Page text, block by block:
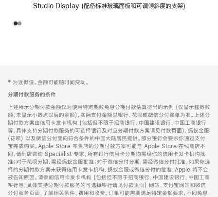
Studio Display (配备标准玻璃面板和可调倾斜度的支架)
页
页
脚
注
‡ 为近似值。金额可能随时间变动。
分期付款服务的条件
上述所示分期付款金额仅为使用特定期数免息分期付款估算得出的示例 (仅显示整数数
额，未显示小数点以后的金额)，实际支付金额以银行、花呗或微信分付账单为准。上述分
期付款方案由信用卡发卡机构 (包括但不限于招商银行、中国建设银行、中国工商银行
等，具体支持分期付款服务的可选择银行及对应分期付款方案请见付款页面)、蚂蚁金服
(花呗) 以及微信分付面向符合条件的中国大陆居民提供。部分银行会要求你通过支付
宝完成购买。Apple Store 零售店的分期付款方案可能与 Apple Store 在线商店不
同，请到店咨询 Specialist 专家。所有银行信用卡分期均需经你的信用卡发卡机构批
准；对于花呗分期，需经蚂蚁金服批准；对于微信分付分期，需经微信分付批准。如果你选
择的分期付款方案未获得信用卡发卡机构、蚂蚁金服或微信分付的批准，Apple 将不会
被告知原因。请参阅信用卡发卡机构 (包括但不限于招商银行、中国建设银行、中国工商
银行等，具体支持分期付款服务的可选择银行请见付款页面) 网站、支付宝网站和微信
分付服务页面，了解相关条件、费用和收费。订单可能需要满足特定金额要求，不同免息